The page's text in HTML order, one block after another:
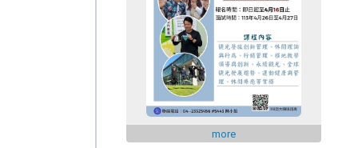
more